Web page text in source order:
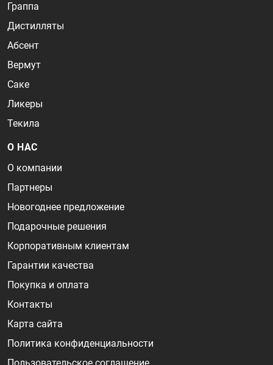
Граппа
Дистилляты
Абсент
Вермут
Саке
Ликеры
Текила
О НАС
О компании
Партнеры
Новогоднее предложение
Подарочные решения
Корпоративным клиентам
Гарантии качества
Покупка и оплата
Контакты
Карта сайта
Политика конфиденциальности